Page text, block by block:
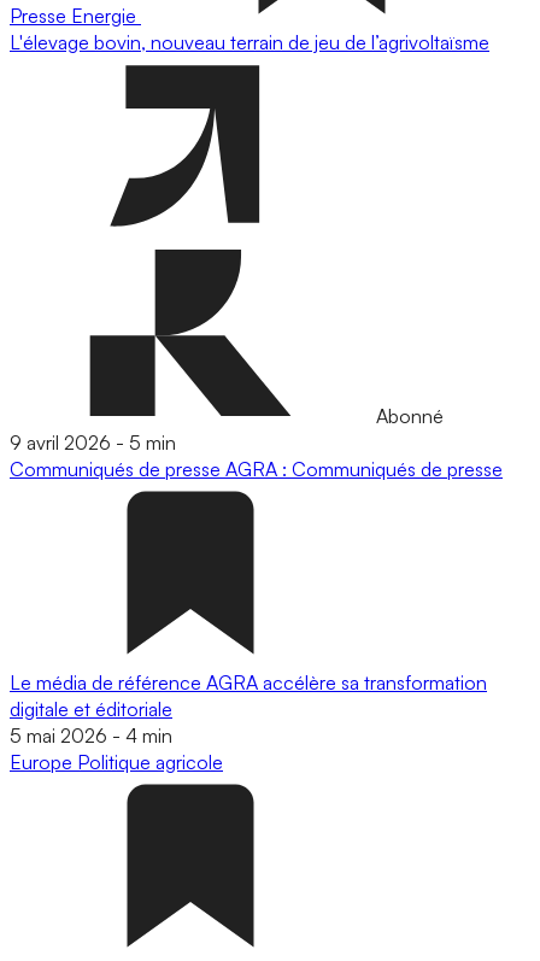
Presse Energie
L'élevage bovin, nouveau terrain de jeu de l’agrivoltaïsme
Abonné
9 avril 2026 - 5 min
Communiqués de presse AGRA : Communiqués de presse
Le média de référence AGRA accélère sa transformation
digitale et éditoriale
5 mai 2026 - 4 min
Europe Politique agricole